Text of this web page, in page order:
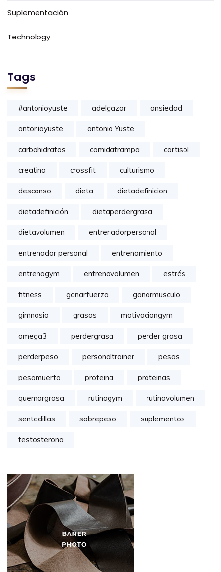
Suplementación
Technology
Tags
#antonioyuste adelgazar ansiedad
antonioyuste antonio Yuste
carbohidratos comidatrampa cortisol
creatina crossfit culturismo
descanso dieta dietadefinicion
dietadefinición dietaperdergrasa
dietavolumen entrenadorpersonal
entrenador personal entrenamiento
entrenogym entrenovolumen estrés
fitness ganarfuerza ganarmusculo
gimnasio grasas motivaciongym
omega3 perdergrasa perder grasa
perderpeso personaltrainer pesas
pesomuerto proteina proteinas
quemargrasa rutinagym rutinavolumen
sentadillas sobrepeso suplementos
testosterona